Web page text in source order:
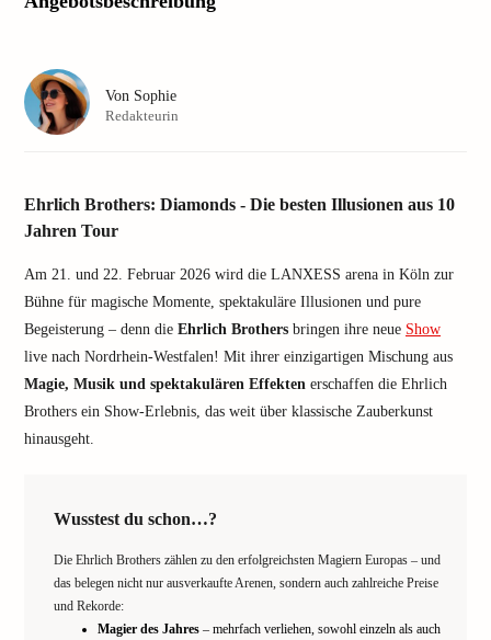
Ehrlich Brothers: Diamonds - Die besten Illusionen aus 10
Jahren Tour
Am 21. und 22. Februar 2026 wird die LANXESS arena in Köln zur
Bühne für magische Momente, spektakuläre Illusionen und pure
Begeisterung – denn die Ehrlich Brothers bringen ihre neue Show
live nach Nordrhein-Westfalen! Mit ihrer einzigartigen Mischung aus
Magie, Musik und spektakulären Effekten erschaffen die Ehrlich
Brothers ein Show-Erlebnis, das weit über klassische Zauberkunst
hinausgeht.
Wusstest du schon…?
Die Ehrlich Brothers zählen zu den erfolgreichsten Magiern Europas – und
das belegen nicht nur ausverkaufte Arenen, sondern auch zahlreiche Preise
und Rekorde:
Magier des Jahres – mehrfach verliehen, sowohl einzeln als auch
Von Sophie
Redakteurin